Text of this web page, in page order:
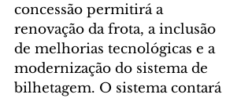
concessão permitirá a
renovação da frota, a inclusão
de melhorias tecnológicas e a
modernização do sistema de
bilhetagem. O sistema contará